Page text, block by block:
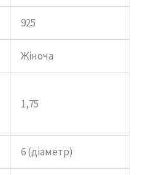
925
Жіноча
1,75
6 (діаметр)